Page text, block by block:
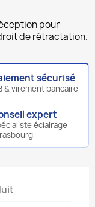
pour
de rétractation.
sécurisé
& virement bancaire
expert
éclairage